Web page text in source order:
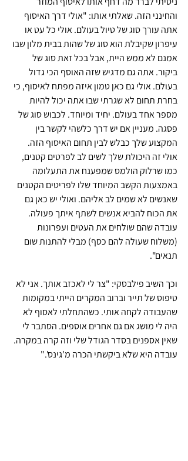
והחינני הזה. שאלתי אותו: "אולי דרך האיסוף
אתה עורך סוג של טיול בעולם. אולי כל עט או
עיפרון שקיבלת הוא סוג של שהות בבית מלון שבו
אמנם לא ממש היית, אבל בכל זאת סוג של
ביקור. אתה גם מדגיש שזה האוסף הכי גדול
בעולם. אולי גם כאן טמון איזה מפתח לאיסוף, כי
בחרת תחום לא שגרתי שבו אתה יכול להיות
מספר אחד בעולם. יחיד ומיוחד. לכבוש סוג של
פסגה. מעניין אם יש דרך כלשהי לקשר בין
המקצוע שלך כבלש לבין תחום האיסוף הזה.
אולי זה היכולת שלך לשים לב לפרטים קטנים,
כמו שרלוק הולמס שמפענח את התעלומה
באמצעות הקשב המיוחד שלו לפריטים הקטנים
שאנשים לא שמים לב אליהם. ואולי יש כאן גם
את הכוח להביא אנשים לשתף איתך פעולה.
עובדה שהם שולחים את העטים ועפרונות
(משלוח שעולה להם כסף) מבלי להתנות שום
תנאים".
וכך השיב פילבסקי: "צר לי לאכזב אותך. אני לא
טיפוס של תייר וברוב המקרים הייתי במקומות
שהעבודה לקחה אותי. כשהתחלתי לאסוף לא
היה לי מושג אם גם אחרים אוספים. הסתבר לי
שאין אספנים בסדר הגודל שלי וזה קרה במקרה.
עובדה היא שלא ביקשתי הכרה מ'גינס'."